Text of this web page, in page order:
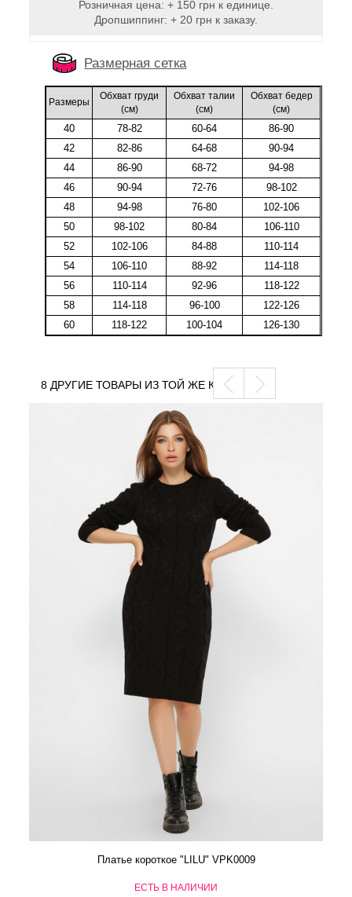
Розничная цена: + 150 грн к единице.
Дропшиппинг: + 20 грн к заказу.
Размерная сетка
Размеры
Обхват груди
(cм)
Обхват талии
(cм)
Обхват бедер
(cм)
40 78-82 60-64
86-90
42
82-86 64-68
90-94
44
86-90 68-72
94-98
46
90-94 72-76
98-102
48
94-98 76-80
102-106
50
98-102 80-84
106-110
52
102-106 84-88
110-114
54
106-110 88-92
114-118
56
110-114 92-96
118-122
58
114-118 96-100
122-126
60
118-122 100-104 126-130
8 ДРУГИЕ ТОВАРЫ ИЗ ТОЙ ЖЕ КАТЕГОРИИ
Платье короткое "LILU" VPK0009
ЕСТЬ В НАЛИЧИИ